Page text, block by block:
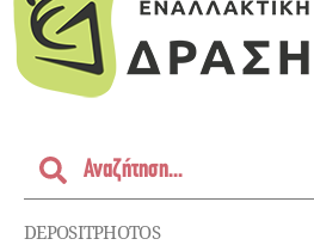
DEPOSITPHOTOS